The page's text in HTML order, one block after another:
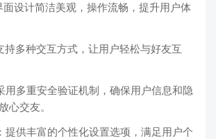
面设计简洁美观，操作流畅，提升用户体
持多种交互方式，让用户轻松与好友互
用多重安全验证机制，确保用户信息和隐
心交友。
提供丰富的个性化设置选项，满足用户个